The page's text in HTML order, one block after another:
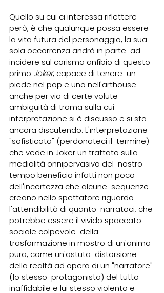
Quello su cui ci interessa riflettere
però, è che qualunque possa essere
la vita futura del personaggio, la sua
sola occorrenza andrà in parte  ad
incidere sul carisma anfibio di questo
primo Joker, capace di tenere  un
piede nel pop e uno nell'arthouse
anche per via di certe volute
ambiguità di trama sulla cui
interpretazione si è discusso e si sta
ancora discutendo. L'interpretazione
"sofisticata" (perdonateci il  termine)
che vede in Joker un trattato sulla
medialità onnipervasiva del  nostro
tempo beneficia infatti non poco
dell'incertezza che alcune  sequenze
creano nello spettatore riguardo
l'attendibilità di quanto  narratoci, che
potrebbe essere il vivido spaccato
sociale colpevole  della
trasformazione in mostro di un'anima
pura, come un'astuta  distorsione
della realtà ad opera di un "narratore"
(lo stesso  protagonista) del tutto
inaffidabile e lui stesso violento e